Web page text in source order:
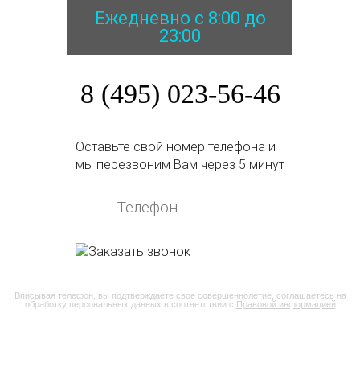
Ежедневно с 8:00 до
23:00
8 (495) 023-56-46
Оставьте свой номер телефона и
мы перезвоним Вам через 5 минут
Вписывая телефон, вы подтверждаете свое совершеннолетие, соглашаетесь на
обработку персональных данных в соответствии с Правовой информацией